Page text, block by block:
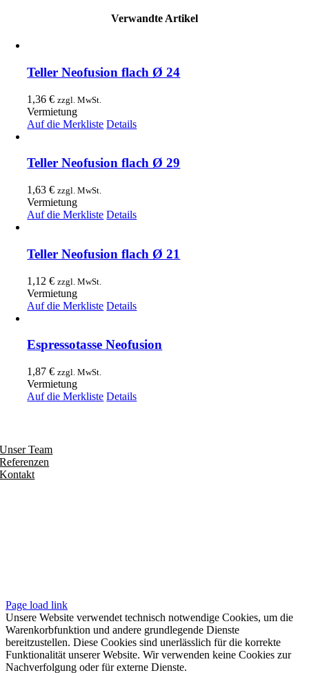
Verwandte Artikel
Teller Neofusion flach Ø 24
1,36€ zzgl. MwSt.
Vermietung
Auf die Merkliste Details
Teller Neofusion flach Ø 29
1,63€ zzgl. MwSt.
Vermietung
Auf die Merkliste Details
Teller Neofusion flach Ø 21
1,12€ zzgl. MwSt.
Vermietung
Auf die Merkliste Details
Espressotasse Neofusion
1,87€ zzgl. MwSt.
Vermietung
Auf die Merkliste Details
Unser Team
Referenzen
Kontakt
Page load link
Unsere Website verwendet technisch notwendige Cookies, um die
Warenkorbfunktion und andere grundlegende Dienste
bereitzustellen. Diese Cookies sind unerlässlich für die korrekte
Funktionalität unserer Website. Wir verwenden keine Cookies zur
Nachverfolgung oder für externe Dienste.